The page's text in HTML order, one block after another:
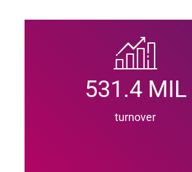
531.4 MIL
turnover